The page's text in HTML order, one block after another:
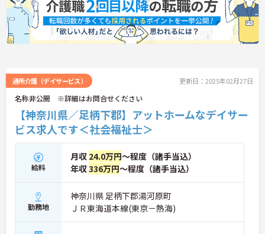
通所介護（デイサービス） 更新日：2025年02月27日
名称非公開 ※詳細はお問合せください
【神奈川県／足柄下郡】アットホームなデイサー
ビス求人です＜社会福祉士＞
給料
月収 24.0万円～程度（諸手当込）
年収336万円～程度（諸手当込）
勤務地
神奈川県 足柄下郡湯河原町
ＪＲ東海道本線(東京－熱海)